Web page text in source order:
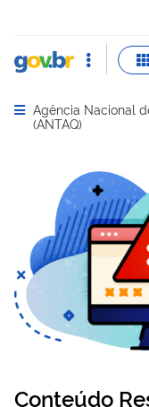
Abrir menu
Agência Nacional
(ANTAQ)
Conteúdo